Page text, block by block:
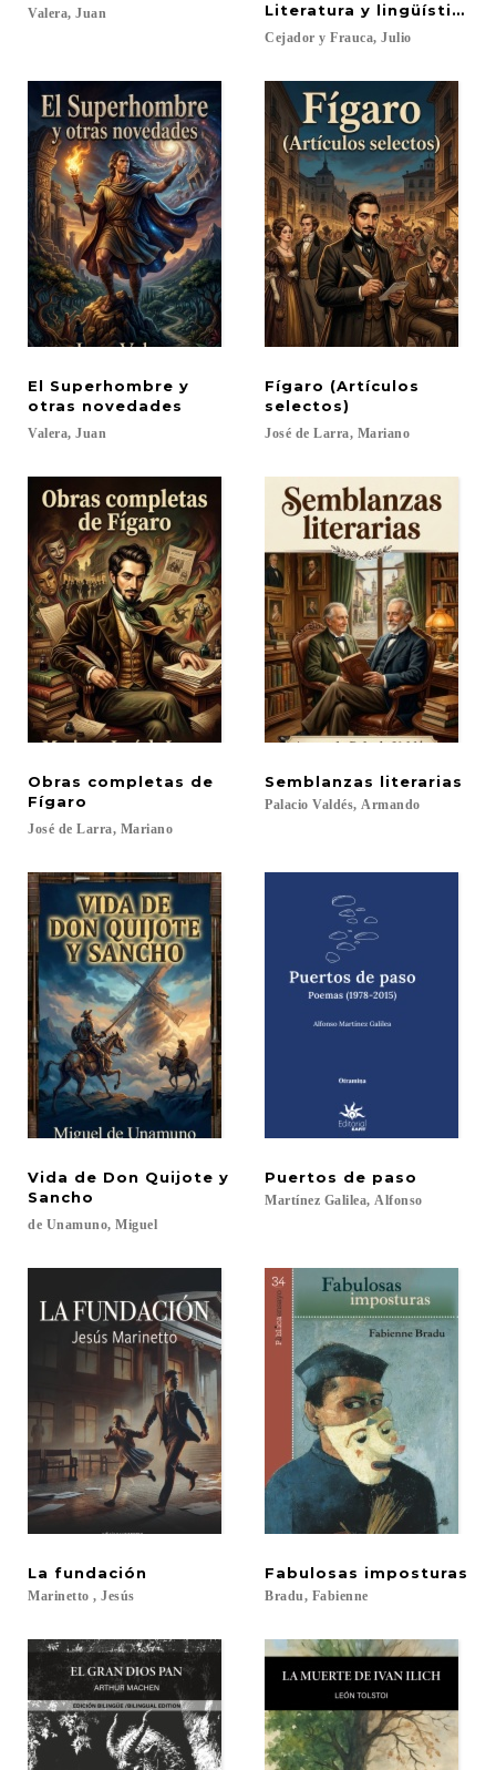
Valera, Juan
Literatura y lingüística
Cejador y Frauca, Julio
El Superhombre y
otras novedades
Valera, Juan
Fígaro (Artículos
selectos)
José de Larra, Mariano
Obras completas de
Fígaro
José de Larra, Mariano
Semblanzas literarias
Palacio Valdés, Armando
Vida de Don Quijote y
Sancho
de Unamuno, Miguel
Puertos de paso
Martínez Galilea, Alfonso
La fundación
Marinetto , Jesús
Fabulosas imposturas
Bradu, Fabienne